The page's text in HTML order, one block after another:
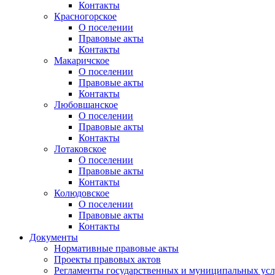
Контакты
Красногорское
О поселении
Правовые акты
Контакты
Макаричское
О поселении
Правовые акты
Контакты
Любовшанское
О поселении
Правовые акты
Контакты
Лотаковское
О поселении
Правовые акты
Контакты
Колюдовское
О поселении
Правовые акты
Контакты
Документы
Нормативные правовые акты
Проекты правовых актов
Регламенты государственных и муниципальных